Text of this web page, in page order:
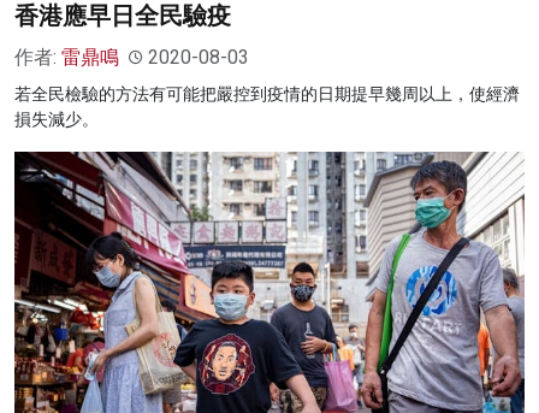
香港應早日全民驗疫
作者: 雷鼎鳴 2020-08-03
若全民檢驗的方法有可能把嚴控到疫情的日期提早幾周以上，使經濟
損失減少。